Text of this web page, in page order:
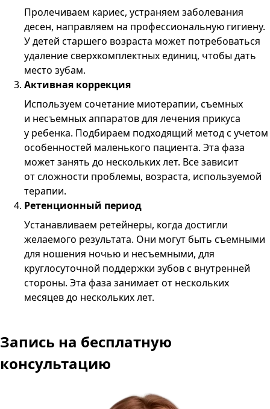
Пролечиваем кариес, устраняем заболевания
десен, направляем на профессиональную гигиену.
У детей старшего возраста может потребоваться
удаление сверхкомплектных единиц, чтобы дать
место зубам.
Активная коррекция
Используем сочетание миотерапии, съемных
и несъемных аппаратов для лечения прикуса
у ребенка. Подбираем подходящий метод с учетом
особенностей маленького пациента. Эта фаза
может занять до нескольких лет. Все зависит
от сложности проблемы, возраста, используемой
терапии.
Ретенционный период
Устанавливаем ретейнеры, когда достигли
желаемого результата. Они могут быть съемными
для ношения ночью и несъемными, для
круглосуточной поддержки зубов с внутренней
стороны. Эта фаза занимает от нескольких
месяцев до нескольких лет.
Запись на бесплатную
консультацию